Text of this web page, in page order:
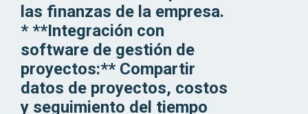
las finanzas de la empresa.
* **Integración con
software de gestión de
proyectos:** Compartir
datos de proyectos, costos
y seguimiento del tiempo